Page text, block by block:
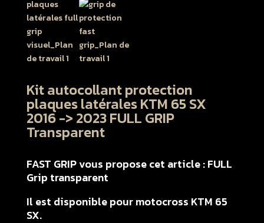
Kit autocollant protection
plaques latérales KTM 65 SX
2016 -> 2023 FULL GRIP
Transparent
FAST GRIP vous propose cet article : FULL
Grip transparent
Il est disponible pour motocross KTM 65
SX.